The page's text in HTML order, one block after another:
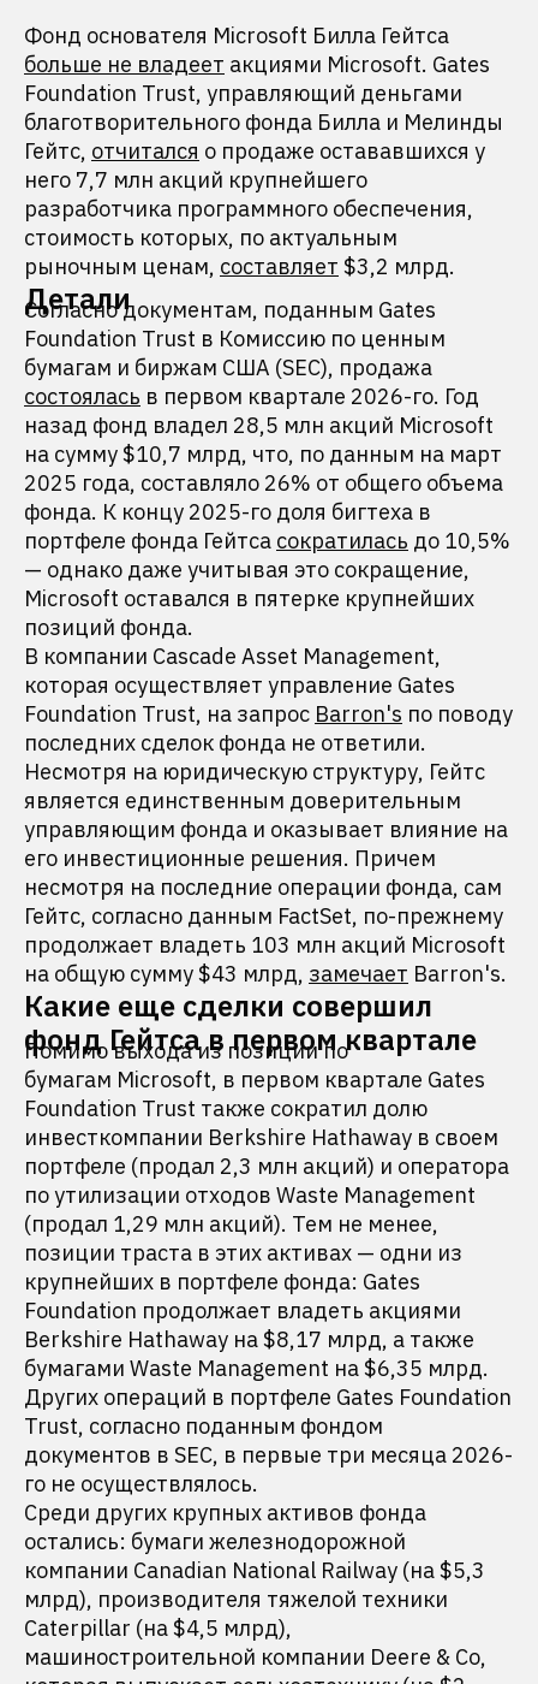
Фонд основателя Microsoft Билла Гейтса
больше не владеет акциями Microsoft. Gates
Foundation Trust, управляющий деньгами
благотворительного фонда Билла и Мелинды
Гейтс, отчитался о продаже остававшихся у
него 7,7 млн акций крупнейшего
разработчика программного обеспечения,
стоимость которых, по актуальным
рыночным ценам, составляет $3,2 млрд.
Детали
Согласно документам, поданным Gates
Foundation Trust в Комиссию по ценным
бумагам и биржам США (SEC), продажа
состоялась в первом квартале 2026-го. Год
назад фонд владел 28,5 млн акций Microsoft
на сумму $10,7 млрд, что, по данным на март
2025 года, составляло 26% от общего объема
фонда. К концу 2025-го доля бигтеха в
портфеле фонда Гейтса сократилась до 10,5%
— однако даже учитывая это сокращение,
Microsoft оставался в пятерке крупнейших
позиций фонда.
В компании Cascade Asset Management,
которая осуществляет управление Gates
Foundation Trust, на запрос Barron's по поводу
последних сделок фонда не ответили.
Несмотря на юридическую структуру, Гейтс
является единственным доверительным
управляющим фонда и оказывает влияние на
его инвестиционные решения. Причем
несмотря на последние операции фонда, сам
Гейтс, согласно данным FactSet, по-прежнему
продолжает владеть 103 млн акций Microsoft
на общую сумму $43 млрд, замечает Barron's.
Какие еще сделки совершил
фонд Гейтса в первом квартале
Помимо выхода из позиции по
бумагам Microsoft, в первом квартале Gates
Foundation Trust также сократил долю
инвесткомпании Berkshire Hathaway в своем
портфеле (продал 2,3 млн акций) и оператора
по утилизации отходов Waste Management
(продал 1,29 млн акций). Тем не менее,
позиции траста в этих активах — одни из
крупнейших в портфеле фонда: Gates
Foundation продолжает владеть акциями
Berkshire Hathaway на $8,17 млрд, а также
бумагами Waste Management на $6,35 млрд.
Других операций в портфеле Gates Foundation
Trust, согласно поданным фондом
документов в SEC, в первые три месяца 2026-
го не осуществлялось.
Среди других крупных активов фонда
остались: бумаги железнодорожной
компании Canadian National Railway (на $5,3
млрд), производителя тяжелой техники
Caterpillar (на $4,5 млрд),
машиностроительной компании Deere & Co,